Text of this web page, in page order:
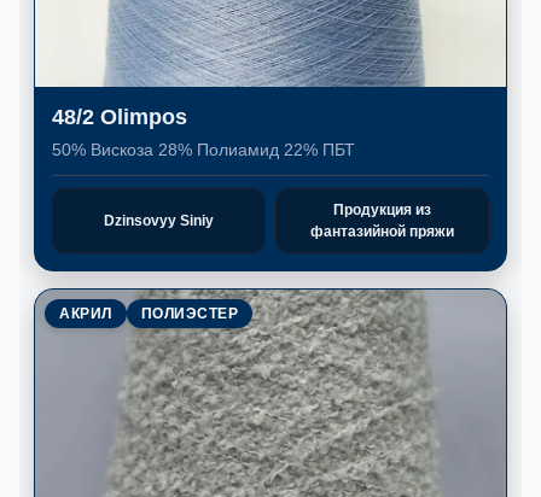
48/2 Olimpos
50% Вискоза 28% Полиамид 22% ПБТ
Dzinsovyy Siniy
Продукция из
фантазийной пряжи
АКРИЛ ПОЛИЭСТЕР